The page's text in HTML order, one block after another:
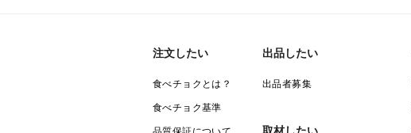
注文したい
食べチョクとは？
食べチョク基準
出品したい
出品者募集